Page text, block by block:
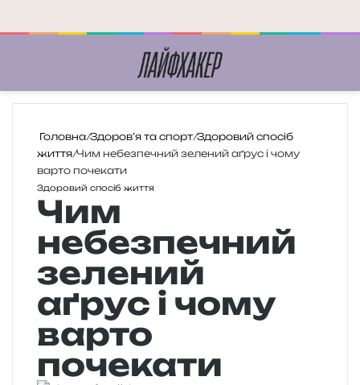
Головна/Здоров’я та спорт/Здоровий спосіб
життя/Чим небезпечний зелений аґрус і чому
варто почекати
Здоровий спосіб життя
Чим
небезпечний
зелений
аґрус і чому
варто
почекати